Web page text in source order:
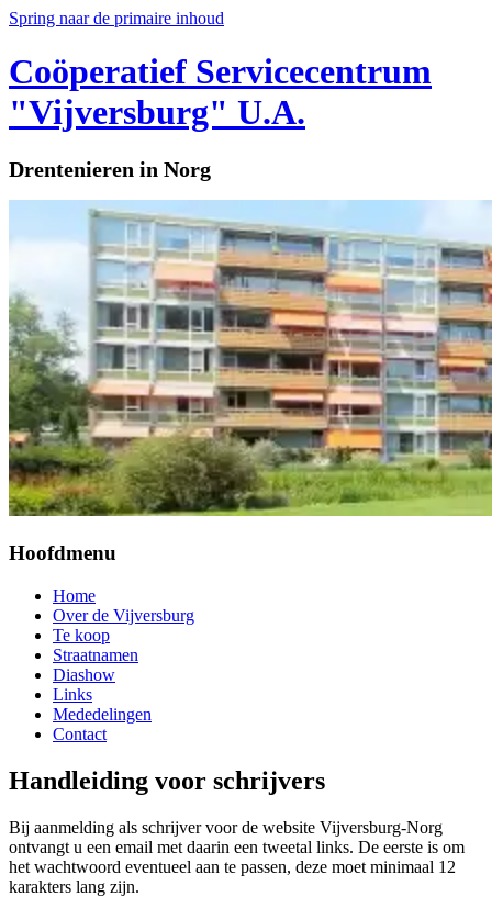
Spring naar de primaire inhoud
Coöperatief Servicecentrum
"Vijversburg" U.A.
Drentenieren in Norg
Hoofdmenu
Home
Over de Vijversburg
Te koop
Straatnamen
Diashow
Links
Mededelingen
Contact
Handleiding voor schrijvers
Bij aanmelding als schrijver voor de website Vijversburg-Norg
ontvangt u een email met daarin een tweetal links. De eerste is om
het wachtwoord eventueel aan te passen, deze moet minimaal 12
karakters lang zijn.